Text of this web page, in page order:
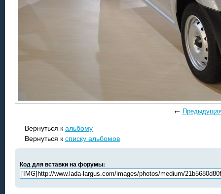
←
Вернуться к альбому
Вернуться к списку альбомов
Код для вставки на форумы: